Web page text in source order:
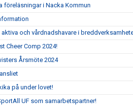
föreläsningar i Nacka Kommun
och vårdnadshavare i
Cheer Comp 2024!
Årsmöte 2024
på under lovet!
UF som samarbetspartner!